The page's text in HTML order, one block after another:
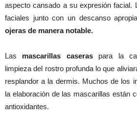
aspecto cansado a su expresión facial.
faciales junto con un descanso
ojeras de manera notable.
Las mascarillas caseraspara la
limpieza del rostro profunda lo que
resplandor a la dermis. Muchos de los
la elaboración de las mascarillas están
antioxidantes.